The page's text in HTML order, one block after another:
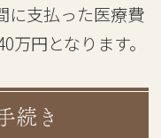
に支払った医療費
円となります。
続き